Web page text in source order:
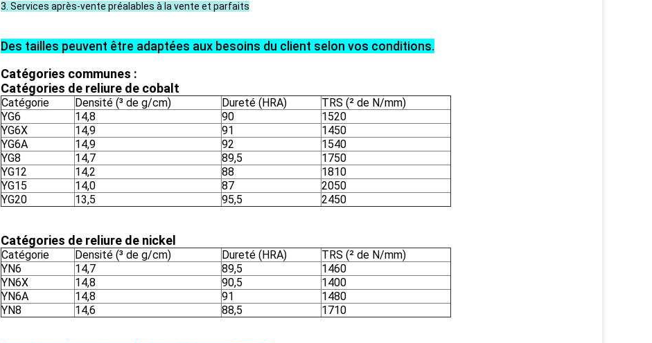
3. Services après-vente préalables à la vente et parfaits
Des tailles peuvent être adaptées aux besoins du client selon vos conditions.
Catégories communes :
Catégories de reliure de cobalt
Catégorie Densité (³ de g/cm) Dureté (HRA)
TRS (² de N/mm)
YG6
14,8 90
1520
YG6X
14,9 91
1450
YG6A
14,9 92
1540
YG8
14,7 89,5
1750
YG12
14,2 88
1810
YG15
14,0 87
2050
YG20
13,5 95,5 2450
Catégories de reliure de nickel
Catégorie Densité (³ de g/cm) Dureté (HRA)
TRS (² de N/mm)
YN6
14,7 89,5
1460
YN6X
14,8 90,5
1400
YN6A
14,8 91
1480
YN8
14,6 88,5 1710